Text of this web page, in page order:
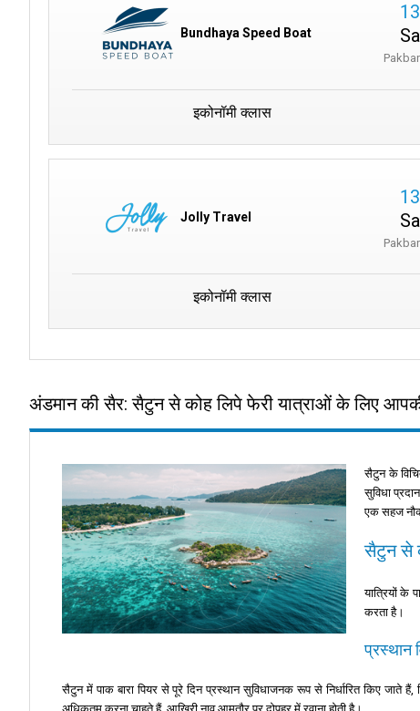
Bundhaya Speed Boat
इकोनॉमी क्लास
Jolly Travel
इकोनॉमी क्लास
अंडमान की सैर: सैटुन से कोह लिपे फेरी यात्राओं के लिए
सैटुन के
सुविधा
एक सहज
सैटुन से
यात्रियों के
करता है।
प्रस्थान
सैटुन में पाक बारा पियर से पूरे दिन प्रस्थान सुविधाजनक रूप से निर्धारित किए